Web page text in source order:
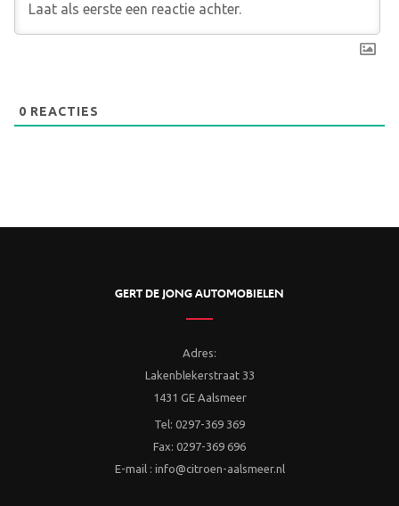
0 REACTIES
GERT DE JONG AUTOMOBIELEN
Adres:
Lakenblekerstraat 33
1431 GE Aalsmeer
Tel: 0297-369 369
Fax: 0297-369 696
E-mail : info@citroen-aalsmeer.nl